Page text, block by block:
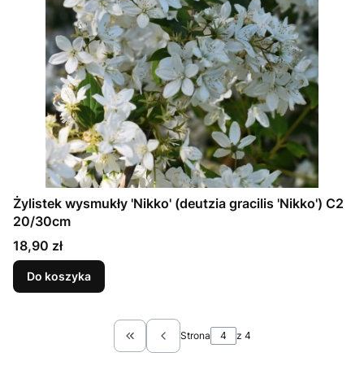
Żylistek wysmukły 'Nikko' (deutzia gracilis 'Nikko') C2
20/30cm
Cena
18,90 zł
Do koszyka
Wróć do pierwszej strony z produktami
Strona z 4